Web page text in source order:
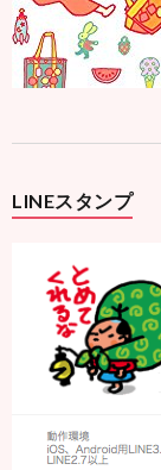
LINEスタンプ